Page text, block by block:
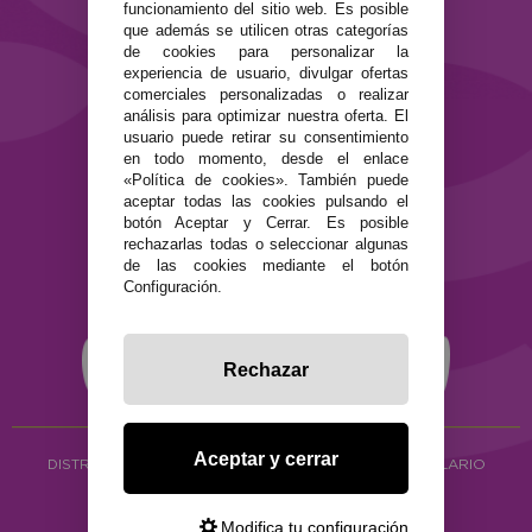
Contacto
SEGURIDAD Y PRIVACIDAD
Términos y condiciones de uso
Política de privacidad
Política de cookies
DISTRIBUCIÓN ALIMENTACIÓN ECOLÓGICA Y HERBOLARIO
Copyright © 2026 ·www.ecocash.es
Ecocash Productos Orgánicos S.C
funcionamiento del sitio web. Es posible
que además se utilicen otras categorías
de cookies para personalizar la
experiencia de usuario, divulgar ofertas
comerciales personalizadas o realizar
análisis para optimizar nuestra oferta. El
usuario puede retirar su consentimiento
en todo momento, desde el enlace
«Política de cookies». También puede
aceptar todas las cookies pulsando el
botón Aceptar y Cerrar. Es posible
rechazarlas todas o seleccionar algunas
de las cookies mediante el botón
Configuración.
Rechazar
Aceptar y cerrar
Modifica tu configuración